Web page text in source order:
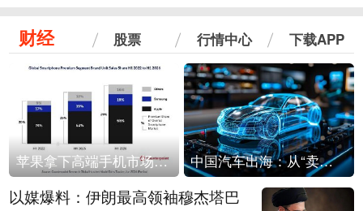
财经 股票 行情中心 下载APP
苹果拿下高端手机市场65%的份额：iPhone 17系列功不可没 中国汽车出海：从“卖出去”到“走进去”
以媒爆料：伊朗最高领袖穆杰塔巴